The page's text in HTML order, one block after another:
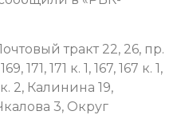
тракт 22, 26, пр.
171, 171 к. 1, 167, 167 к. 1,
2, Калинина 19,
Чкалова 3, Округ